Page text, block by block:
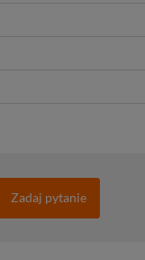
Zadaj pytanie